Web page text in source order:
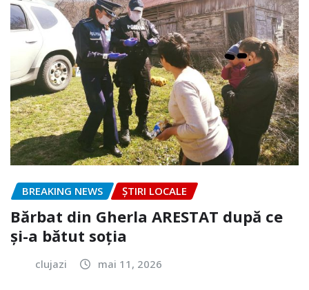
BREAKING NEWS ȘTIRI LOCALE
Bărbat din Gherla ARESTAT după ce
și-a bătut soția
clujazi mai 11, 2026